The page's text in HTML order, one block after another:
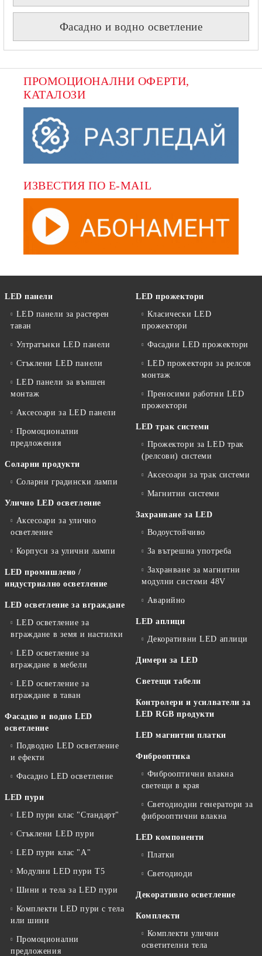
Фасадно и водно осветление
ПРОМОЦИОНАЛНИ ОФЕРТИ,
КАТАЛОЗИ
ИЗВЕСТИЯ ПО E-MAIL
LED панели
LED панели за растерен
таван
Ултратънки LED панели
Стъклени LED панели
LED панели за външен
монтаж
Аксесоари за LED панели
Промоционални
предложения
Соларни продукти
Соларни градински лампи
Улично LED осветление
Аксесоари за улично
осветление
Корпуси за улични лампи
LED промишлено /
индустриално осветление
LED осветление за вграждане
LED осветление за
вграждане в земя и настилки
LED осветление за
вграждане в мебели
LED осветление за
вграждане в таван
Фасадно и водно LED
осветление
Подводно LED осветление
и ефекти
Фасадно LED осветление
LED пури
LED пури клас "Стандарт"
Стъклени LED пури
LED пури клас "А"
Модулни LED пури T5
Шини и тела за LED пури
Комплекти LED пури с тела
или шини
Промоционални
предложения
LED прожектори
Класически LED
прожектори
Фасадни LED прожектори
LED прожектори за релсов
монтаж
Преносими работни LED
прожектори
LED трак системи
Прожектори за LED трак
(релсови) системи
Аксесоари за трак системи
Магнитни системи
Захранване за LED
Водоустойчиво
За вътрешна употреба
Захранване за магнитни
модулни системи 48V
Аварийно
LED аплици
Декоративни LED аплици
Димери за LED
Светещи табели
Контролери и усилватели за
LED RGB продукти
LED магнитни платки
Фиброоптика
Фиброоптични влакна
светещи в края
Светодиодни генератори за
фиброоптични влакна
LED компоненти
Платки
Светодиоди
Декоративно осветление
Комплекти
Комплекти улични
осветителни тела